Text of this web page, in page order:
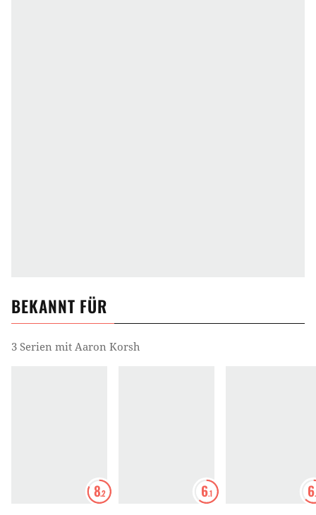
BEKANNT FÜR
3 Serien mit Aaron Korsh
8.2 6.1 6